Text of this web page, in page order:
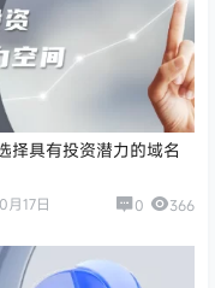
择具有投资潜力的域名
月17日 0 366